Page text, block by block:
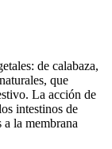
de calabaza,
que
La acción de
intestinos de
la membrana